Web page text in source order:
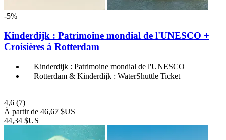
-5%
Kinderdijk : Patrimoine mondial de l'UNESCO +
Croisières à Rotterdam
Kinderdijk : Patrimoine mondial de l'UNESCO
Rotterdam & Kinderdijk : WaterShuttle Ticket
4,6 (7)
À partir de 46,67 $US
44,34 $US